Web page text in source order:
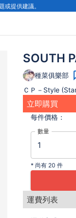
或提供建議。
SOUTH
種菜俱樂部
ＣＰ－Style
立即購買
每件價格：
數量
* 尚有 20 件
運費列表